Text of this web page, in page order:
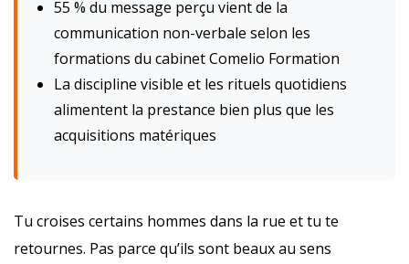
55 % du message perçu vient de la
communication non-verbale selon les
formations du cabinet Comelio Formation
La discipline visible et les rituels quotidiens
alimentent la prestance bien plus que les
acquisitions matériques
Tu croises certains hommes dans la rue et tu te
retournes. Pas parce qu’ils sont beaux au sens